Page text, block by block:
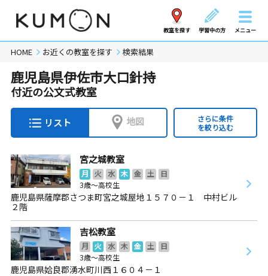
教室を探す 学習中の方 メニュー
HOME お近くの教室を探す 検索結果
鹿児島県伊佐市大口針持
付近の公文式教室
リスト 地図
さらに条件
を絞り込む
宮之城教室
月 火 水 木 金 土
日
3歳～高校生
鹿児島県薩摩郡さつま町宮之城屋地１５７０－１ 中村ビル
２階
吉松教室
月 火 水 木 金 土
日
3歳～高校生
鹿児島県姶良郡湧水町川西１６０４－１